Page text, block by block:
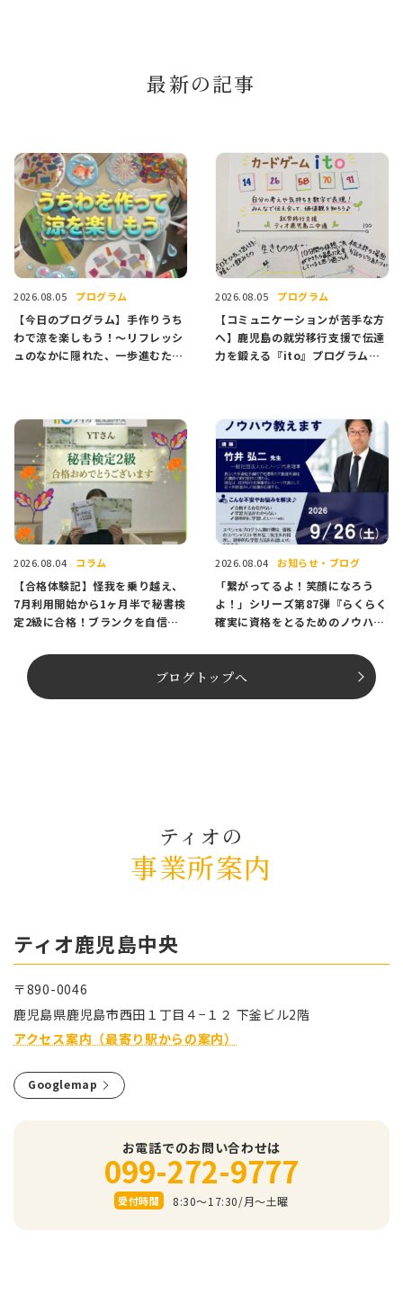
最新の記事
2026.08.05 プログラム
【今日のプログラム】手作りうち
わで涼を楽しもう！〜リフレッシ
ュのなかに隠れた、一歩進むため
2026.08.05 プログラム
【コミュニケーションが苦手な方
へ】鹿児島の就労移行支援で伝達
力を鍛える『ito』プログラム紹
2026.08.04 コラム
【合格体験記】怪我を乗り越え、
7月利用開始から1ヶ月半で秘書検
定2級に合格！ブランクを自信に
2026.08.04 お知らせ・ブログ
「繋がってるよ！笑顔になろう
よ！」シリーズ第87弾『らくらく
確実に資格をとるためのノウハウ
催のお知らせ✨
ブログトップへ
ティオの
事業所案内
ティオ⿅児島中央
〒890-0046
⿅児島県⿅児島市⻄⽥１丁⽬４−１２ 下釜ビル2階
アクセス案内（最寄り駅からの案内）
Googlemap
お電話でのお問い合わせは
099-272-9777
受付時間 8:30～17:30/⽉〜⼟曜